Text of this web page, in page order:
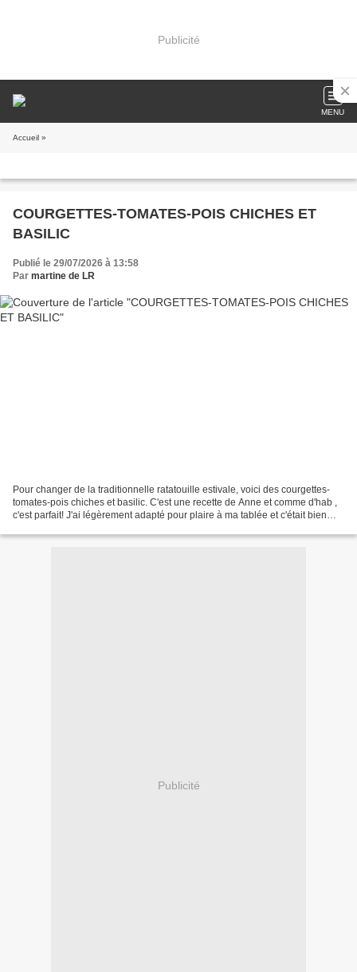
Publicité
MENU
Accueil »
COURGETTES-TOMATES-POIS CHICHES ET
BASILIC
Publié le 29/07/2026 à 13:58
Par martine de LR
Pour changer de la traditionnelle ratatouille estivale, voici des courgettes-
tomates-pois chiches et basilic. C'est une recette de Anne et comme d'hab ,
c'est parfait! J'ai légèrement adapté pour plaire à ma tablée et c'était bien
Publicité